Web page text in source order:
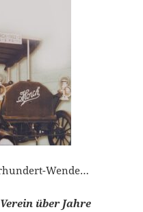
Wende…
über Jahre